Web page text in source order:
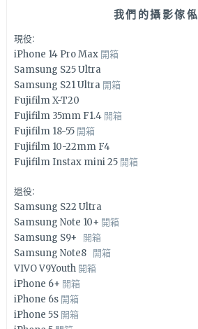
我們的攝影傢俬
現役:
iPhone 14 Pro Max 開箱
Samsung S25 Ultra
Samsung S21 Ultra 開箱
Fujifilm X-T20
Fujifilm 35mm F1.4 開箱
Fujifilm 18-55 開箱
Fujifilm 10-22mm F4
Fujifilm Instax mini 25 開箱
退役:
Samsung S22 Ultra
Samsung Note 10+ 開箱
Samsung S9+ 開箱
Samsung Note8 開箱
VIVO V9Youth 開箱
iPhone 6+ 開箱
iPhone 6s 開箱
iPhone 5S 開箱